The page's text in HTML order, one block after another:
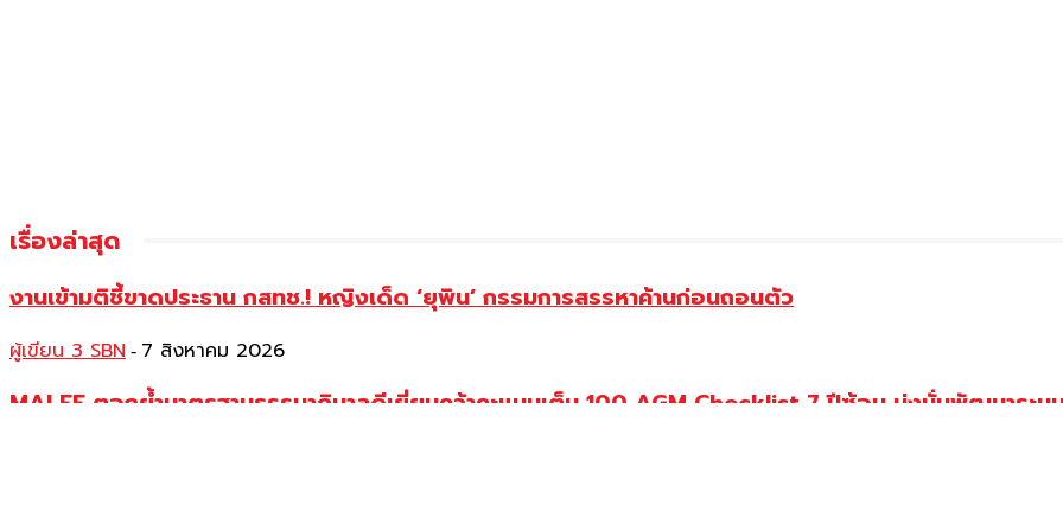
เรื่องล่าสุด
งานเข้ามติชี้ขาดประธาน กสทช.! หญิงเด็ด ‘ยุพิน’ กรรมการสรรหาค้านก่อนถอนตัว
ผู้เขียน 3 SBN - 7 สิงหาคม 2026
MALEE ตอกย้ำมาตรฐานธรรมาภิบาลดีเยี่ยมคว้าคะแนนเต็ม 100 AGM Checklist 7 ปีซ้อน มุ่งมั่นพัฒนาระบ